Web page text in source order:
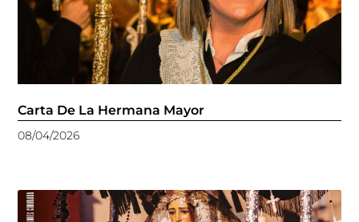
Carta De La Hermana Mayor
08/04/2026